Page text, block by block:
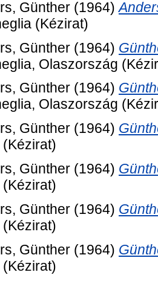
Günther (1964)
(Kézirat)
Günther (1964)
Olaszország
Günther (1964)
Olaszország
Günther (1964)
Günther (1964)
Günther (1964)
Günther (1964)